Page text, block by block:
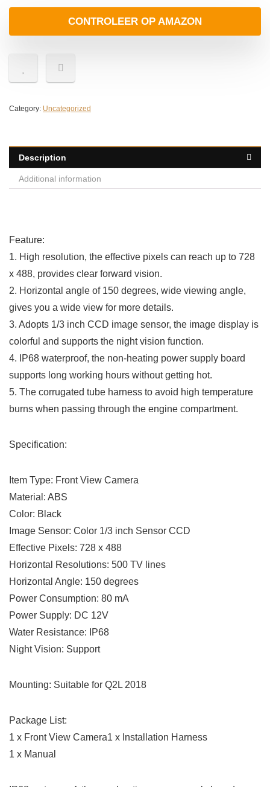
CONTROLEER OP AMAZON
Category: Uncategorized
Description
Additional information
Feature:
1. High resolution, the effective pixels can reach up to 728
x 488, provides clear forward vision.
2. Horizontal angle of 150 degrees, wide viewing angle,
gives you a wide view for more details.
3. Adopts 1/3 inch CCD image sensor, the image display is
colorful and supports the night vision function.
4. IP68 waterproof, the non-heating power supply board
supports long working hours without getting hot.
5. The corrugated tube harness to avoid high temperature
burns when passing through the engine compartment.
Specification:
Item Type: Front View Camera
Material: ABS
Color: Black
Image Sensor: Color 1/3 inch Sensor CCD
Effective Pixels: 728 x 488
Horizontal Resolutions: 500 TV lines
Horizontal Angle: 150 degrees
Power Consumption: 80 mA
Power Supply: DC 12V
Water Resistance: IP68
Night Vision: Support
Mounting: Suitable for Q2L 2018
Package List:
1 x Front View Camera1 x Installation Harness
1 x Manual